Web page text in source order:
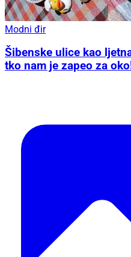
Modni đir
Šibenske ulice kao
tko nam je zapeo za